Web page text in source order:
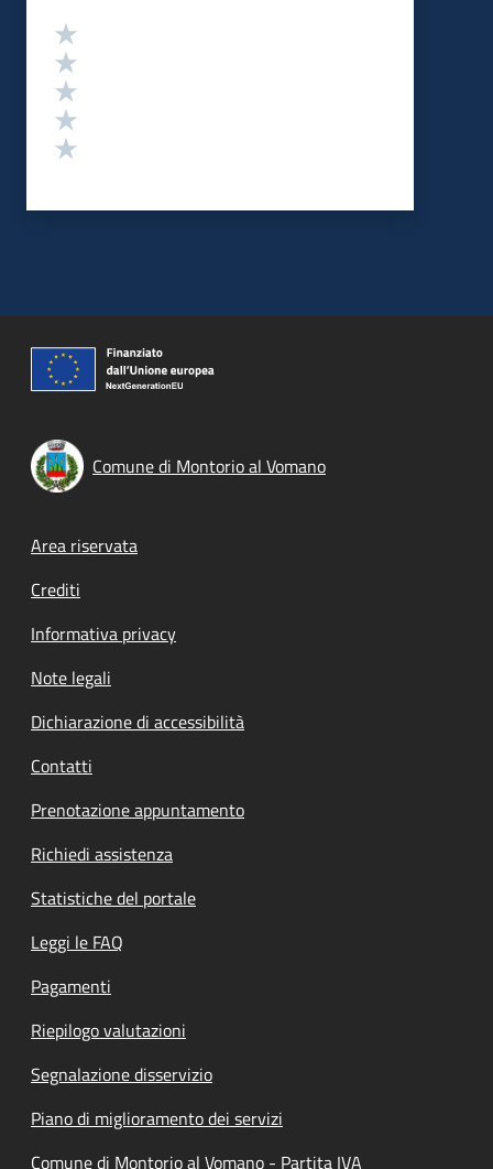
Valutazione
Comune di Montorio al Vomano
Footer menu
Area riservata
Crediti
Informativa privacy
Note legali
Dichiarazione di accessibilità
Contatti
Prenotazione appuntamento
Richiedi assistenza
Statistiche del portale
Leggi le FAQ
Pagamenti
Riepilogo valutazioni
Segnalazione disservizio
Piano di miglioramento dei servizi
Comune di Montorio al Vomano - Partita IVA